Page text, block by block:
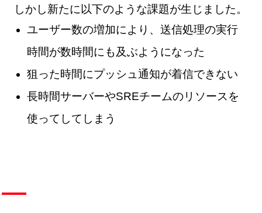
しかし新たに以下のような課題が生じました。
ユーザー数の増加により、送信処理の実行
時間が数時間にも及ぶようになった
狙った時間にプッシュ通知が着信できない
長時間サーバーやSREチームのリソースを
使ってしてしまう